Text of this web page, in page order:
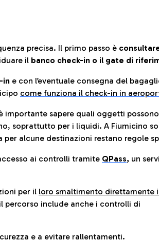
precisa. Il primo passo è
il banco check-in o il gate di
in e con l’eventuale consegna del
o come funziona il check-in in
importante sapere quali oggetti
soprattutto per i liquidi. A Fiumicino
alcune destinazioni restano regole
ai controlli tramite QPass, un
per il loro smaltimento direttamente
percorso include anche i controlli di
e a evitare rallentamenti.